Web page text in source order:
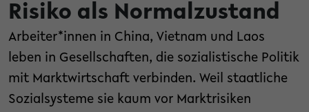
Risiko als Normalzustand
Arbeiter*innen in China, Vietnam und Laos
leben in Gesellschaften, die sozialistische Politik
mit Marktwirtschaft verbinden. Weil staatliche
Sozialsysteme sie kaum vor Marktrisiken